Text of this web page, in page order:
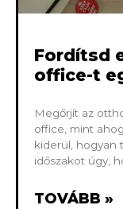
Fordítsd
office-t
Megőrjít az
office, mint
kiderül, hogyan
időszakot úgy,
TOVÁBB »